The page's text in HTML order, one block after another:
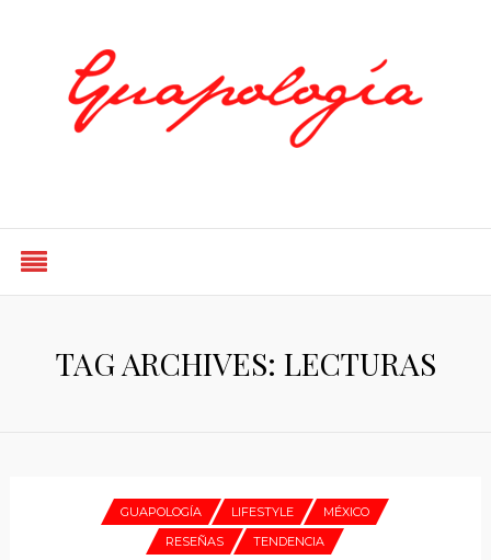
TAG ARCHIVES: LECTURAS
GUAPOLOGÍA LIFESTYLE
MÉXICO
RESEÑAS
TENDENCIA